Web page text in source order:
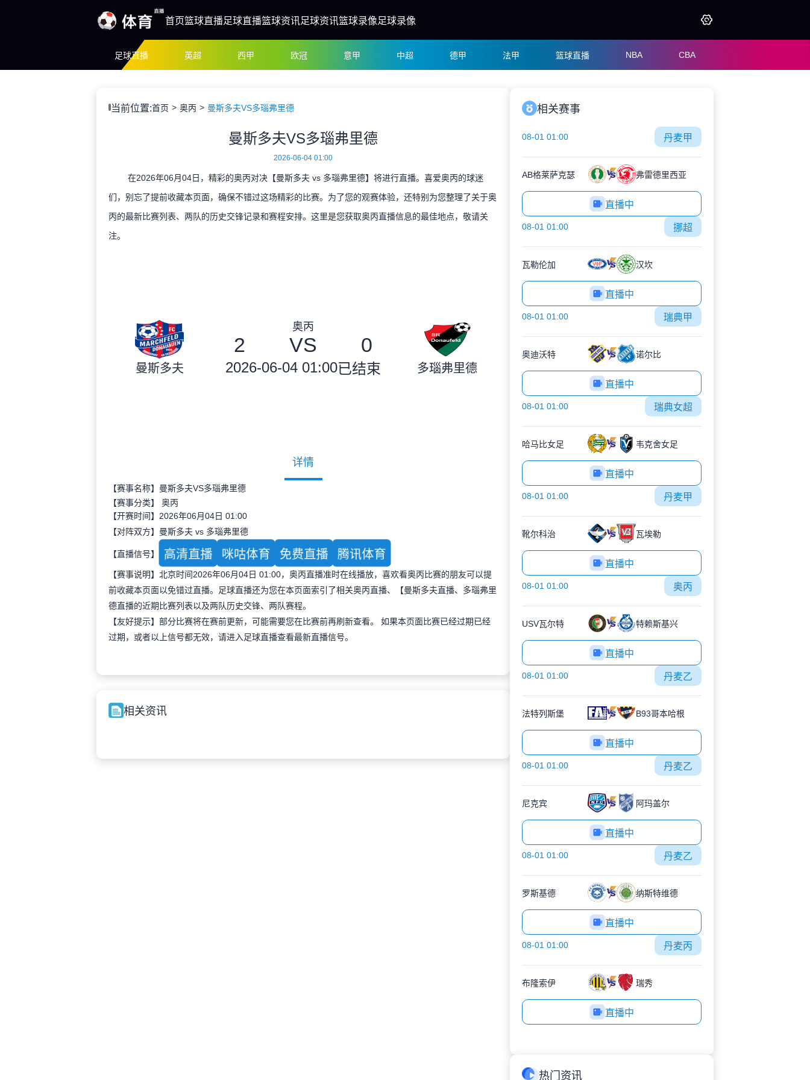
首页篮球直播足球直播篮球资讯足球资讯篮球录像足球录像
足球直播 英超 西甲 欧冠 意甲 中超 德甲 法甲 篮球直播 NBA CBA
当前位置:首页 奥丙 曼斯多夫VS多瑙弗里德
曼斯多夫VS多瑙弗里德
2026-06-04 01:00
在2026年06月04日，精彩的奥丙对决【曼斯多夫 vs 多瑙弗里德】将进行直播。喜爱奥丙的球迷
们，别忘了提前收藏本页面，确保不错过这场精彩的比赛。为了您的观赛体验，还特别为您整理了关于奥
丙的最新比赛列表、两队的历史交锋记录和赛程安排。这里是您获取奥丙直播信息的最佳地点，敬请关
注。
曼斯多夫
奥丙
2 VS 0
2026-06-04 01:00已结束 多瑙弗里德
详情
【赛事名称】曼斯多夫VS多瑙弗里德
【赛事分类】 奥丙
【开赛时间】2026年06月04日 01:00
【对阵双方】曼斯多夫 vs 多瑙弗里德
【直播信号】 高清直播 咪咕体育 免费直播 腾讯体育
【赛事说明】北京时间2026年06月04日 01:00，奥丙直播准时在线播放，喜欢看奥丙比赛的朋友可以提
前收藏本页面以免错过直播。足球直播还为您在本页面索引了相关奥丙直播、【曼斯多夫直播、多瑙弗里
德直播的近期比赛列表以及两队历史交锋、两队赛程。
【友好提示】部分比赛将在赛前更新，可能需要您在比赛前再刷新查看。 如果本页面比赛已经过期已经
过期，或者以上信号都无效，请进入足球直播查看最新直播信号。
相关资讯
相关赛事
08-01 01:00 丹麦甲
AB格莱萨克瑟 弗雷德里西亚
直播中
08-01 01:00 挪超
瓦勒伦加 汉坎
直播中
08-01 01:00 瑞典甲
奥迪沃特 诺尔比
直播中
08-01 01:00 瑞典女超
哈马比女足 韦克舍女足
直播中
08-01 01:00 丹麦甲
靴尔科治 瓦埃勒
直播中
08-01 01:00 奥丙
USV瓦尔特 特赖斯基兴
直播中
08-01 01:00 丹麦乙
法特列斯堡 B93哥本哈根
直播中
08-01 01:00 丹麦乙
尼克宾 阿玛盖尔
直播中
08-01 01:00 丹麦乙
罗斯基德 纳斯特维德
直播中
08-01 01:00 丹麦丙
布隆索伊 瑞秀
直播中
热门资讯